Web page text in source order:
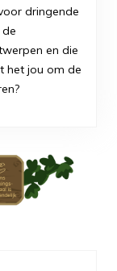
dringende
en die
het jou om de